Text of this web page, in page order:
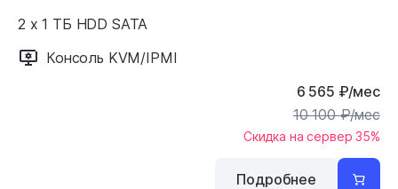
2 x 1 ТБ HDD SATA
Консоль KVM/IPMI
6 565 ₽/мес
10 100₽/мес
Скидка на сервер 35%
Подробнее